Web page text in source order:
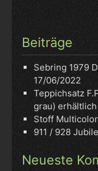
Beiträge
Sebring 1979
17/06/2022
Teppichsatz
grau) erhältlich
Stoff
911 / 928
Neueste